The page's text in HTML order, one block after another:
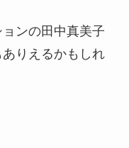
ンの田中真美子
りえるかもしれ